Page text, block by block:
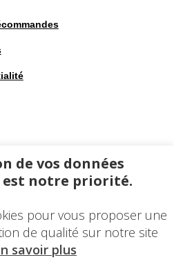
de vos données
est notre priorité.
pour vous proposer une
de qualité sur notre site
savoir plus